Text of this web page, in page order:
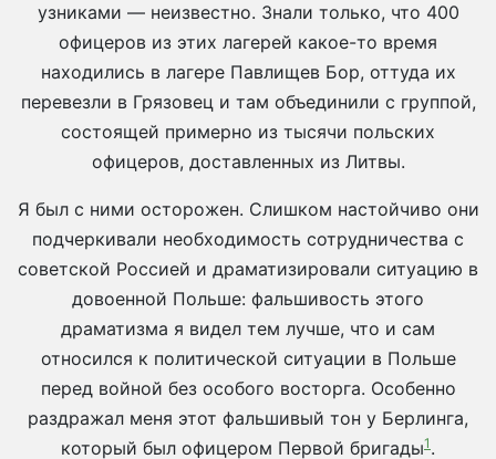
узниками — неизвестно. Знали только, что 400
офицеров из этих лагерей какое-то время
находились в лагере Павлищев Бор, оттуда их
перевезли в Грязовец и там объединили с группой,
состоящей примерно из тысячи польских
офицеров, доставленных из Литвы.
Я был с ними осторожен. Слишком настойчиво они
подчеркивали необходимость сотрудничества с
советской Россией и драматизировали ситуацию в
довоенной Польше: фальшивость этого
драматизма я видел тем лучше, что и сам
относился к политической ситуации в Польше
перед войной без особого восторга. Особенно
раздражал меня этот фальшивый тон у Берлинга,
который был офицером Первой бригады1 .